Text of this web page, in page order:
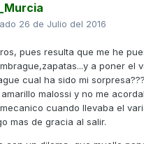
26 de Julio del 2016
pues resulta que me he
a poner el
cual ha sido mi
malossi y no me
cuando llevaba el
mas de gracia al salir.